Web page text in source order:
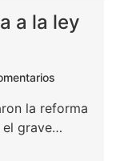
a la ley
la reforma
el grave…